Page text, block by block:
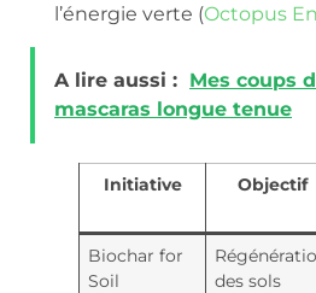
l’énergie verte (Octopus
A lire aussi : Mes coups
mascaras longue tenue
Initiative Objectif
Biochar for
Soil
des sols